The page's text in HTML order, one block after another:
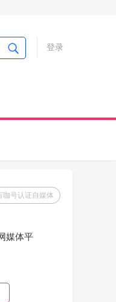
登录
咖号认证自媒体
媒体平